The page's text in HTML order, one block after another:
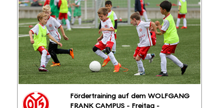
Fördertraining auf dem WOLFGANG
FRANK CAMPUS - Freitag -